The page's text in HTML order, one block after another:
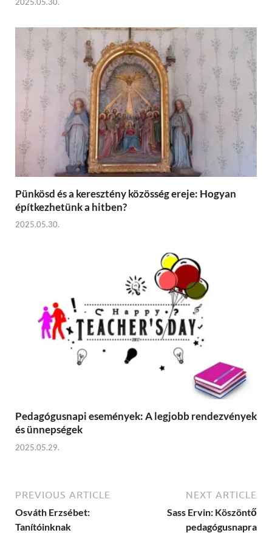
Pünkösd és a keresztény közösség ereje: Hogyan
építkezhetünk a hitben?
2025.05.30.
Pedagógusnapi események: A legjobb rendezvények
és ünnepségek
2025.05.29.
PREVIOUS ARTICLE
Osváth Erzsébet:
Tanítóinknak
NEXT ARTICLE
Sass Ervin: Köszöntő
pedagógusnapra